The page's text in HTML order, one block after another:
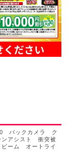
0 バックカメラ ク
ンアシスト 衝突被
ーム オートライ